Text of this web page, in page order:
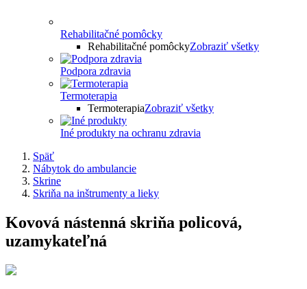
Rehabilitačné pomôcky
Rehabilitačné pomôckyZobraziť všetky
Podpora zdravia
Termoterapia
TermoterapiaZobraziť všetky
Iné produkty na ochranu zdravia
Späť
Nábytok do ambulancie
Skrine
Skriňa na inštrumenty a lieky
Kovová nástenná skriňa policová,
uzamykateľná